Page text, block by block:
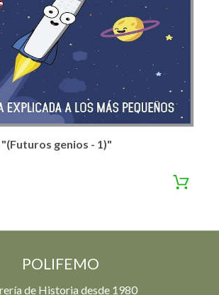
genios - 1)"
POLIFEMO
de Historia desde 1980